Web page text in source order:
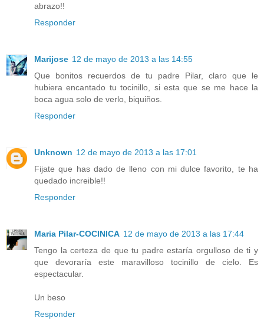
abrazo!!
Responder
Marijose 12 de mayo de 2013 a las 14:55
Que bonitos recuerdos de tu padre Pilar, claro que le
hubiera encantado tu tocinillo, si esta que se me hace la
boca agua solo de verlo, biquiños.
Responder
Unknown 12 de mayo de 2013 a las 17:01
Fijate que has dado de lleno con mi dulce favorito, te ha
quedado increible!!
Responder
Maria Pilar-COCINICA 12 de mayo de 2013 a las 17:44
Tengo la certeza de que tu padre estaría orgulloso de ti y
que devoraría este maravilloso tocinillo de cielo. Es
espectacular.
Un beso
Responder